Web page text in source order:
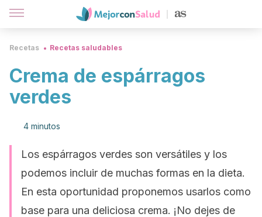
Recetas Recetas saludables
Crema de espárragos
verdes
4 minutos
Los espárragos verdes son versátiles y los
podemos incluir de muchas formas en la dieta.
En esta oportunidad proponemos usarlos como
base para una deliciosa crema. ¡No dejes de